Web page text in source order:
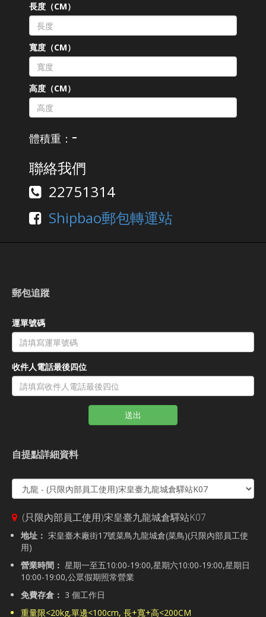
長度（CM）
寬度（CM）
高度（CM）
體積重： -
聯絡我們
22751314
Shipbao郵包轉運站
郵包追蹤
運單號碼
收件人電話最後四位
送出
自提點詳細資料
(只限內部員工使用)宋皇臺九龍城倉驛站K07
地址： 宋皇臺木廠街17號菜鳥九龍城倉(菜鳥)(只限內部員工使
用)
營業時間： 星期一至五10:00-19:00,星期六10:00-19:00,星期日
10:00-19:00,公眾假期照常營業
免費存倉： 3 個工作日
重量限<20kg,單邊<100cm, 長+寬+高<200CM